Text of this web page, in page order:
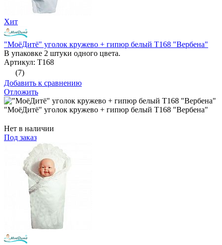
Хит
"МоёДитё" уголок кружево + гипюр белый Т168 "Вербена"
В упаковке 2 штуки одного цвета.
Артикул: Т168
(7)
Добавить к сравнению
Отложить
"МоёДитё" уголок кружево + гипюр белый Т168 "Вербена"
Нет в наличии
Под заказ